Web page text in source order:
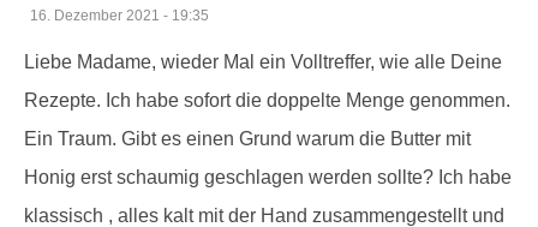
16. Dezember 2021 - 19:35
Liebe Madame, wieder Mal ein Volltreffer, wie alle Deine
Rezepte. Ich habe sofort die doppelte Menge genommen.
Ein Traum. Gibt es einen Grund warum die Butter mit
Honig erst schaumig geschlagen werden sollte? Ich habe
klassisch , alles kalt mit der Hand zusammengestellt und